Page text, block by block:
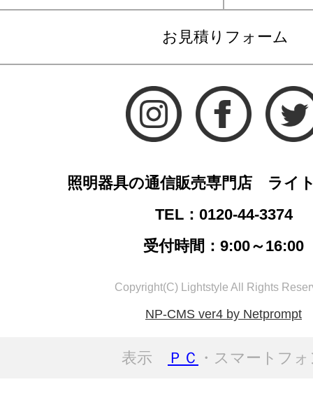
お見積りフォーム
照明器具の通信販売専門店 ライ
TEL：0120-44-3374
受付時間：9:00～16:00
Copyright(C) Lightstyle All Rights
NP-CMS ver4 by Netprompt
表示 ＰＣ ・スマートフ